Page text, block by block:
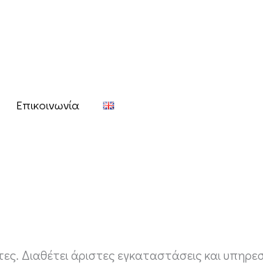
Επικοινωνία
Διαθέτει άριστες εγκαταστάσεις και